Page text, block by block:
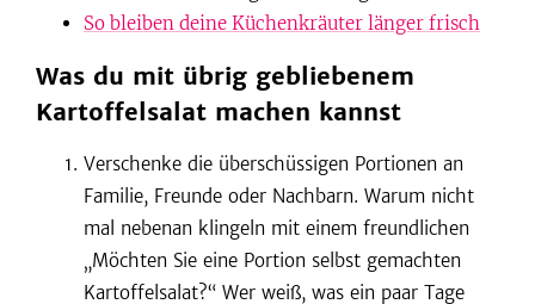
So bleiben deine Küchenkräuter länger frisch
Was du mit übrig gebliebenem
Kartoffelsalat machen kannst
Verschenke die überschüssigen Portionen an
Familie, Freunde oder Nachbarn. Warum nicht
mal nebenan klingeln mit einem freundlichen
„Möchten Sie eine Portion selbst gemachten
Kartoffelsalat?“ Wer weiß, was ein paar Tage